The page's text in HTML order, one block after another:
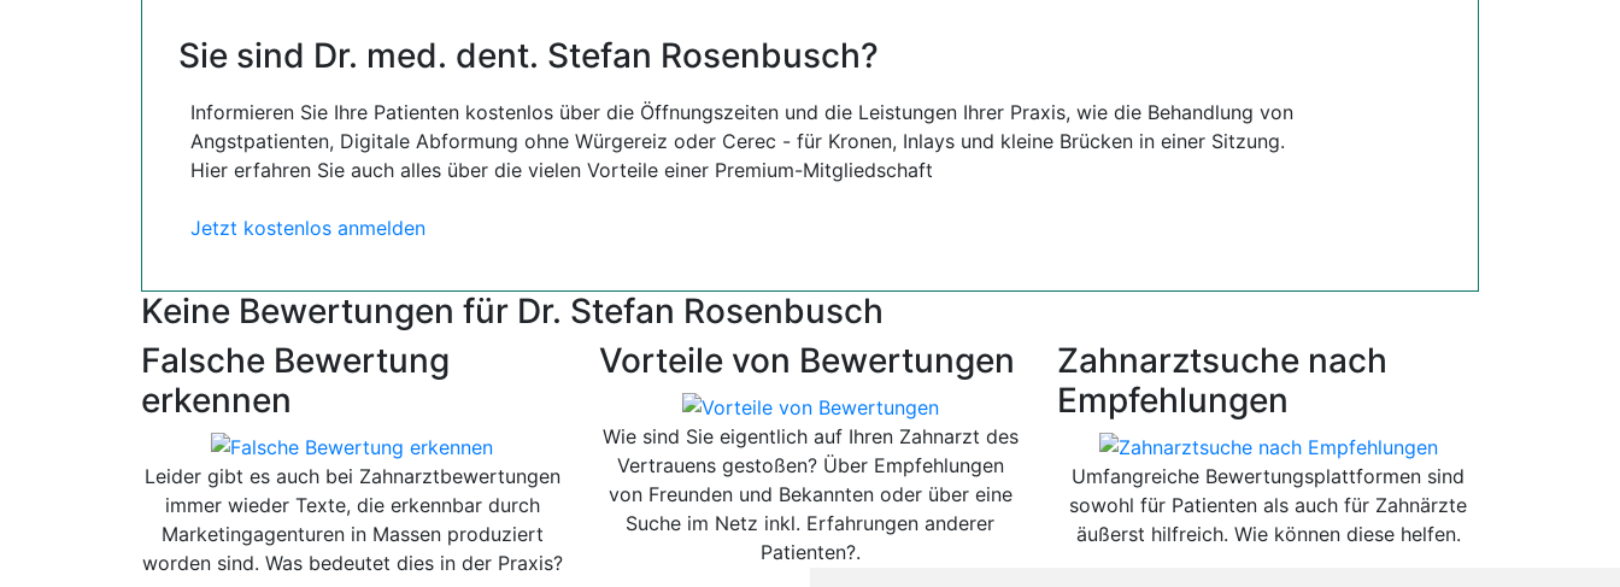
Sie sind Dr. med. dent. Stefan Rosenbusch?
Informieren Sie Ihre Patienten kostenlos über die Öffnungszeiten und die Leistungen Ihrer Praxis, wie die Behandlung von
Angstpatienten, Digitale Abformung ohne Würgereiz oder Cerec - für Kronen, Inlays und kleine Brücken in einer Sitzung.
Hier erfahren Sie auch alles über die vielen Vorteile einer Premium-Mitgliedschaft
Jetzt kostenlos anmelden
Keine Bewertungen für Dr. Stefan Rosenbusch
Falsche Bewertung
erkennen
Leider gibt es auch bei Zahnarztbewertungen
immer wieder Texte, die erkennbar durch
Marketingagenturen in Massen produziert
worden sind. Was bedeutet dies in der Praxis?
Vorteile von Bewertungen
Wie sind Sie eigentlich auf Ihren Zahnarzt des
Vertrauens gestoßen? Über Empfehlungen
von Freunden und Bekannten oder über eine
Suche im Netz inkl. Erfahrungen anderer
Patienten?.
Zahnarztsuche nach
Empfehlungen
Umfangreiche Bewertungsplattformen sind
sowohl für Patienten als auch für Zahnärzte
äußerst hilfreich. Wie können diese helfen.